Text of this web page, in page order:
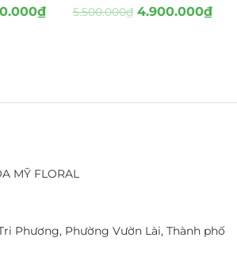
₫ 5.500.000₫ 4.900.000₫
MỸ FLORAL
Phương, Phường Vườn Lài, Thành phố